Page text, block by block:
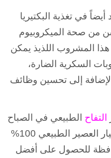
في تغذية البكتيريا
من صحة الميكروبيوم
المشروب اللذيذ يمكن
السكرية الضارة،
إلى تحسين وظائف
التفاح الطبيعي في الصباح
أو بين الوجبات. تأكد من اختيار العصير الطبيعي 100%
للحصول على أفضل